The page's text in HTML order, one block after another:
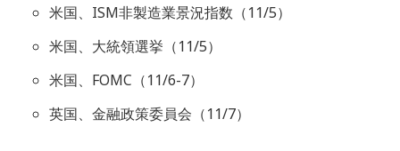
米国、ISM非製造業景況指数（11/5）
米国、大統領選挙（11/5）
米国、FOMC（11/6-7）
英国、金融政策委員会（11/7）